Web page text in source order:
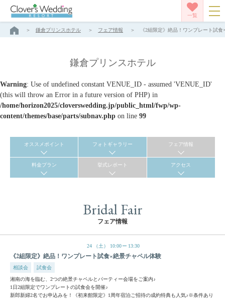
一覧
鎌倉プリンスホテル フェア情報 《2組限定》絶品！ワンプレート試
鎌倉プリンスホテル
Warning: Use of undefined constant VENUE_ID - assumed 'VENUE_ID'
(this will throw an Error in a future version of PHP) in
/home/horizon2025/cloverswedding.jp/public_html/fwp/wp-
content/themes/base/parts/subnav.php on line 99
オススメポイント フォトギャラリー フェア情報
料金プラン 挙式レポート アクセス
Bridal Fair
フェア情報
24 （土） 10:00 13:30
《2組限定》絶品！ワンプレート試食×絶景チャペル体験
相談会 試食会
湘南の海を臨む、2つの絶景チャペルとパーティー会場をご案内♪
1日2組限定でワンプレートの試食会を開催♪
新郎新婦2名でお申込みを！《初来館限定》1周年宿泊ご招待の成約特典も人気♪※条件あり